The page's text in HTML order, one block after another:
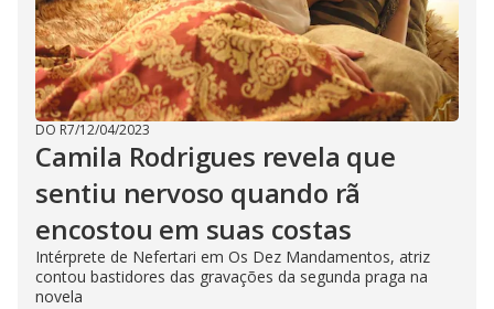
DO R7/12/04/2023
Camila Rodrigues revela que
sentiu nervoso quando rã
encostou em suas costas
Intérprete de Nefertari em Os Dez Mandamentos, atriz
contou bastidores das gravações da segunda praga na
novela